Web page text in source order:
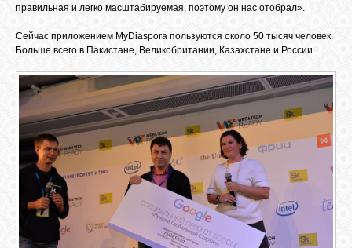
ФОТО
САЙТЫ
ОБЪЯВЛЕНИЯ
правильная и легко масштабируемая, поэтому он нас отобрал».
Сейчас приложением MyDiaspora пользуются около 50 тысяч человек.
Больше всего в Пакистане, Великобритании, Казахстане и России.